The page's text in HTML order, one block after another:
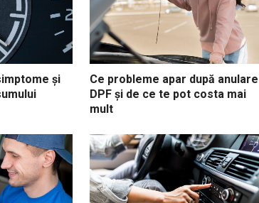
și
Ce probleme apar după
DPF și de ce te pot costa mai
mult